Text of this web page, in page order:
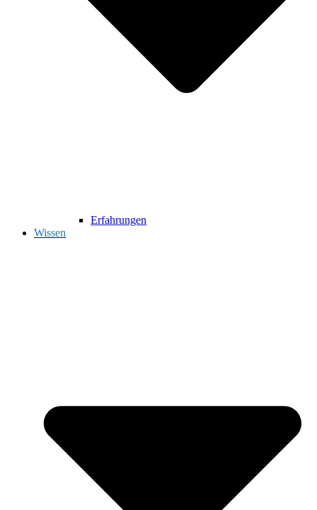
Erfahrungen
Wissen